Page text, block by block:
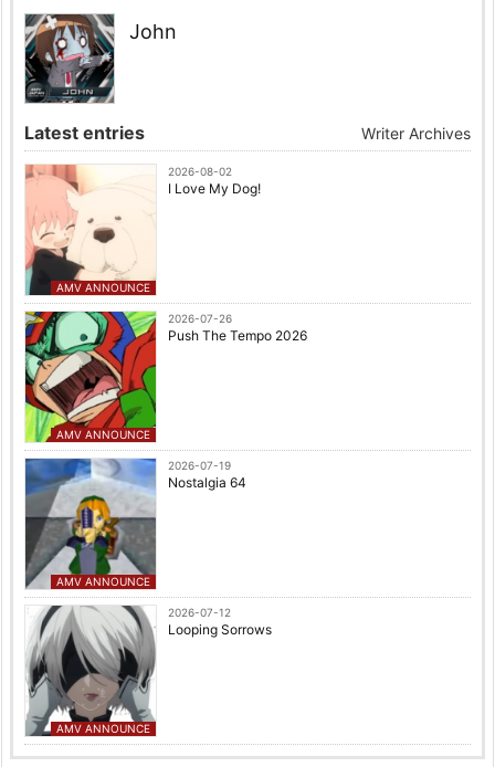
John
Latest entries Writer Archives
AMV ANNOUNCE
2026-08-02
I Love My Dog!
AMV ANNOUNCE
2026-07-26
Push The Tempo 2026
AMV ANNOUNCE
2026-07-19
Nostalgia 64
AMV ANNOUNCE
2026-07-12
Looping Sorrows